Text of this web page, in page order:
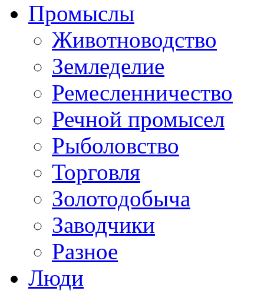
Промыслы
Животноводство
Земледелие
Ремесленничество
Речной промысел
Рыболовство
Торговля
Золотодобыча
Заводчики
Разное
Люди